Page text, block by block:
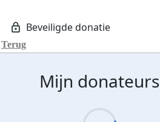
Terug
Mijn donateurs